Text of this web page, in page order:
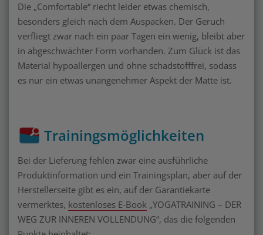
Die „Comfortable“ riecht leider etwas chemisch,
besonders gleich nach dem Auspacken. Der Geruch
verfliegt zwar nach ein paar Tagen ein wenig, bleibt aber
in abgeschwächter Form vorhanden. Zum Glück ist das
Material hypoallergen und ohne schadstofffrei, sodass
es nur ein etwas unangenehmer Aspekt der Matte ist.
Trainingsmöglichkeiten
Bei der Lieferung fehlen zwar eine ausführliche
Produktinformation und ein Trainingsplan, aber auf der
Herstellerseite gibt es ein, auf der Garantiekarte
vermerktes, kostenloses E-Book „YOGATRAINING – DER
WEG ZUR INNEREN VOLLENDUNG“, das die folgenden